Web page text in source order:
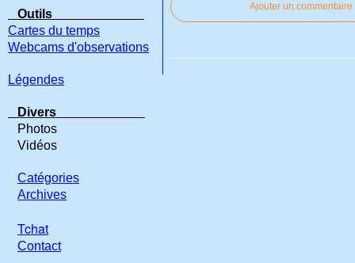
Ajouter un commentaire
Outils
Cartes du temps
Webcams d'observations
Légendes
Divers
Photos
Vidéos
Catégories
Archives
Tchat
Contact